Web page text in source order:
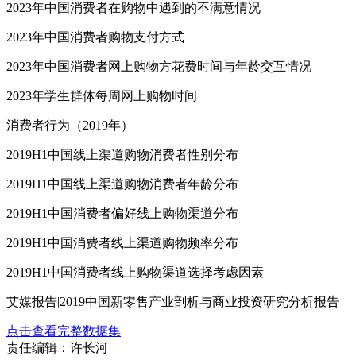
2023年中国消费者在购物中遇到的不满意情况
2023年中国消费者购物支付方式
2023年中国消费者网上购物方花费时间与年龄交互情况
2023年学生群体每周网上购物时间
消费者行为（2019年）
2019H1中国线上渠道购物消费者性别分布
2019H1中国线上渠道购物消费者年龄分布
2019H1中国消费者偏好线上购物渠道分布
2019H1中国消费者线上渠道购物频率分布
2019H1中国消费者线上购物渠道选择考虑因素
艾媒报告|2019中国新零售产业剖析与商业投资研究分析报告
点击查看完整数据集
责任编辑：许长河